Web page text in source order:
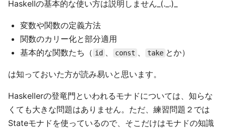
Haskellの基本的な使い方は説明しません_(._.)_
変数や関数の定義方法
関数のカリー化と部分適用
基本的な関数たち（ id 、 const 、 take とか）
は知っておいた方が読み易いと思います。
Haskellerの登竜門といわれるモナドについては、知らな
くても大きな問題はありません。ただ、練習問題２では
Stateモナドを使っているので、そこだけはモナドの知識